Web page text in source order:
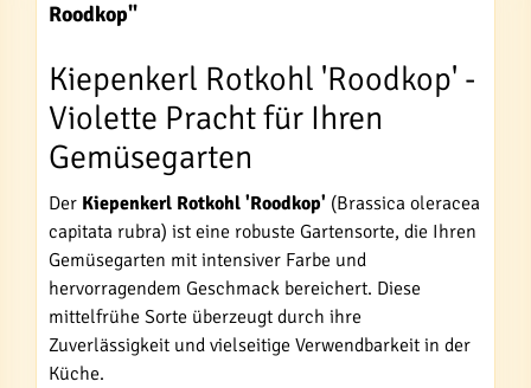
Roodkop"
Kiepenkerl Rotkohl 'Roodkop' -
Violette Pracht für Ihren
Gemüsegarten
Der Kiepenkerl Rotkohl 'Roodkop' (Brassica oleracea
capitata rubra) ist eine robuste Gartensorte, die Ihren
Gemüsegarten mit intensiver Farbe und
hervorragendem Geschmack bereichert. Diese
mittelfrühe Sorte überzeugt durch ihre
Zuverlässigkeit und vielseitige Verwendbarkeit in der
Küche.